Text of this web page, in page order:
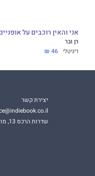
אני והאין רוכבים על
רן ובר
דיגיטלי 46 ₪
יצירת קשר
שדרות הרכס 13, מודיעין